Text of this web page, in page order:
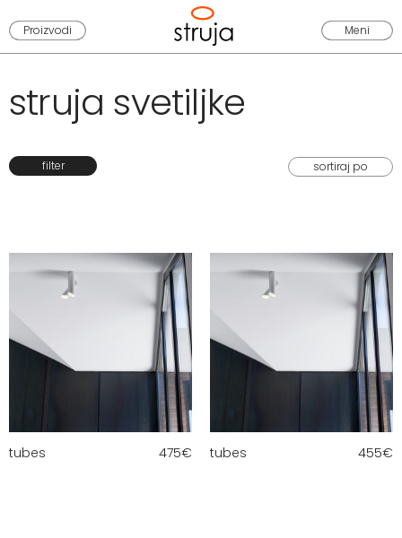
Proizvodi Meni
struja svetiljke
filter
tubes 475€ tubes 455€